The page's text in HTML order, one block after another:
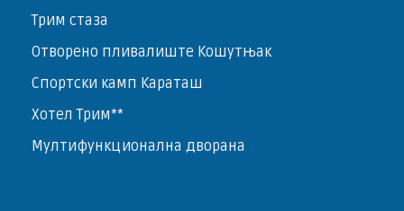
Трим стаза
Отворено пливалиште Кошутњак
Спортски камп Караташ
Хотел Трим**
Мултифункционална дворана